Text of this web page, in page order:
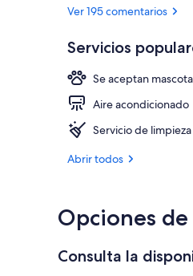
Ver 195 comentarios
Servicios
Se aceptan
Aire acondicionado
Servicio de limpieza
Abrir todos
Opciones
Consulta la